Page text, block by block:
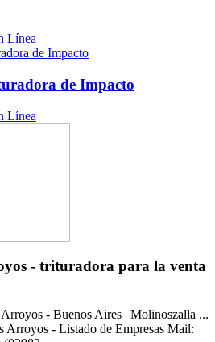
Línea
de Impacto
Línea
- trituradora para la venta
- Buenos Aires | Molinoszalla ...
Arroyos - Listado de Empresas Mail: